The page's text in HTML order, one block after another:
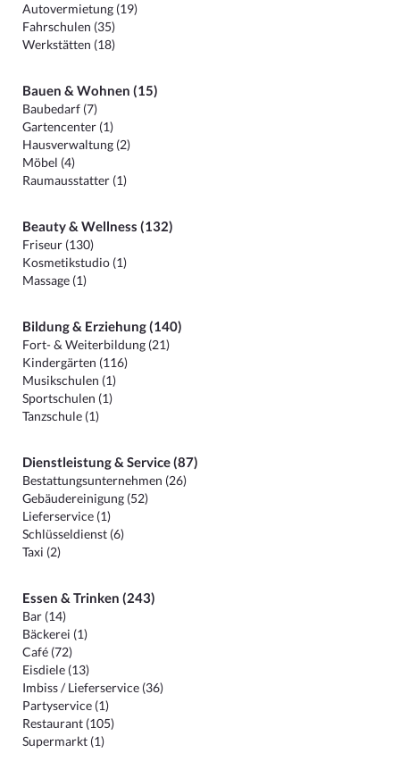
Autovermietung (19)
Fahrschulen (35)
Werkstätten (18)
Bauen & Wohnen (15)
Baubedarf (7)
Gartencenter (1)
Hausverwaltung (2)
Möbel (4)
Raumausstatter (1)
Beauty & Wellness (132)
Friseur (130)
Kosmetikstudio (1)
Massage (1)
Bildung & Erziehung (140)
Fort- & Weiterbildung (21)
Kindergärten (116)
Musikschulen (1)
Sportschulen (1)
Tanzschule (1)
Dienstleistung & Service (87)
Bestattungsunternehmen (26)
Gebäudereinigung (52)
Lieferservice (1)
Schlüsseldienst (6)
Taxi (2)
Essen & Trinken (243)
Bar (14)
Bäckerei (1)
Café (72)
Eisdiele (13)
Imbiss / Lieferservice (36)
Partyservice (1)
Restaurant (105)
Supermarkt (1)